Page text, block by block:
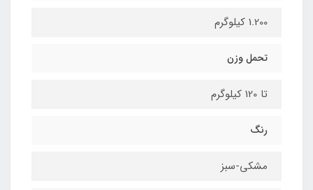
1.200 کیلوگرم
تحمل وزن
تا 120 کیلوگرم
رنگ
مشکی-سبز